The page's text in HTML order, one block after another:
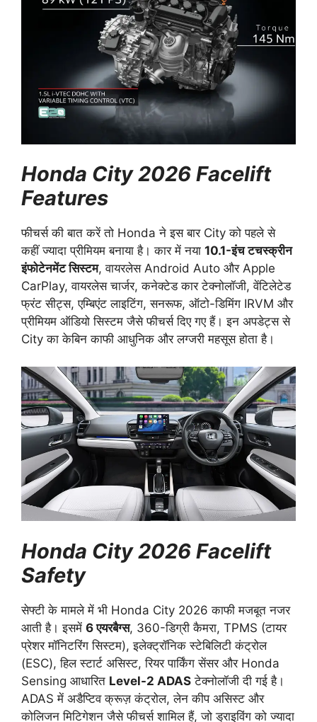
Honda City 2026 Facelift
Features
फीचर्स की बात करें तो Honda ने इस बार City को पहले से
कहीं ज्यादा प्रीमियम बनाया है। कार में नया 10.1-इंच टचस्क्रीन
इंफोटेनमेंट सिस्टम, वायरलेस Android Auto और Apple
CarPlay, वायरलेस चार्जर, कनेक्टेड कार टेक्नोलॉजी, वेंटिलेटेड
फ्रंट सीट्स, एम्बिएंट लाइटिंग, सनरूफ, ऑटो-डिमिंग IRVM और
प्रीमियम ऑडियो सिस्टम जैसे फीचर्स दिए गए हैं। इन अपडेट्स से
City का केबिन काफी आधुनिक और लग्जरी महसूस होता है।
Honda City 2026 Facelift
Safety
सेफ्टी के मामले में भी Honda City 2026 काफी मजबूत नजर
आती है। इसमें 6 एयरबैग्स, 360-डिग्री कैमरा, TPMS (टायर
प्रेशर मॉनिटरिंग सिस्टम), इलेक्ट्रॉनिक स्टेबिलिटी कंट्रोल
(ESC), हिल स्टार्ट असिस्ट, रियर पार्किंग सेंसर और Honda
Sensing आधारित Level-2 ADAS टेक्नोलॉजी दी गई है।
ADAS में अडैप्टिव क्रूज़ कंट्रोल, लेन कीप असिस्ट और
कोलिजन मिटिगेशन जैसे फीचर्स शामिल हैं, जो ड्राइविंग को ज्यादा